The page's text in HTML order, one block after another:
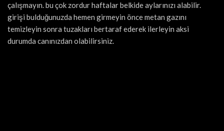
çalışmayın. bu çok zordur haftalar belkide aylarınızı alabilir.
girişi bulduğunuzda hemen girmeyin önce metan gazını
temizleyin sonra tuzakları bertaraf ederek ilerleyin aksi
durumda canınızdan olabilirsiniz.